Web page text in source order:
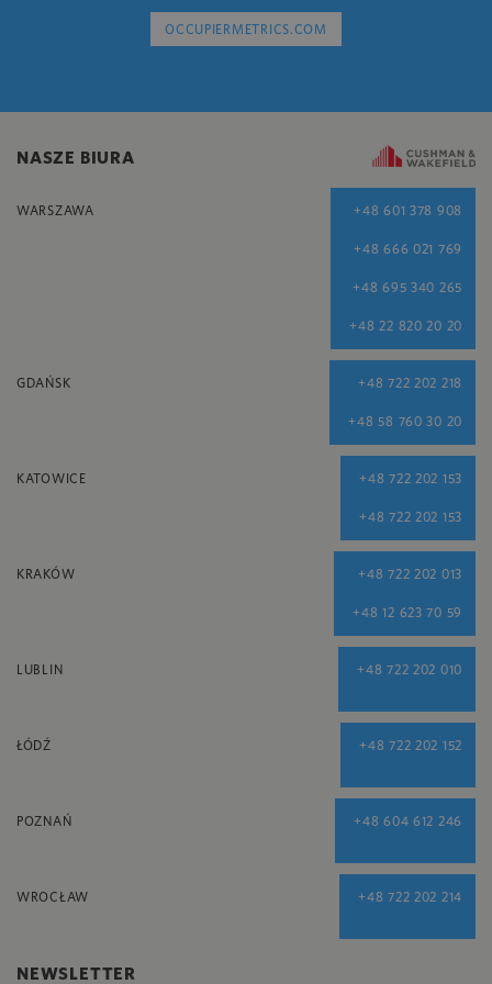
OCCUPIERMETRICS.COM
NASZE BIURA
WARSZAWA +48 601 378 908
+48 666 021 769
+48 695 340 265
+48 22 820 20 20
GDAŃSK +48 722 202 218
+48 58 760 30 20
KATOWICE +48 722 202 153
+48 722 202 153
KRAKÓW +48 722 202 013
+48 12 623 70 59
LUBLIN +48 722 202 010
ŁÓDŹ +48 722 202 152
POZNAŃ +48 604 612 246
WROCŁAW +48 722 202 214
NEWSLETTER